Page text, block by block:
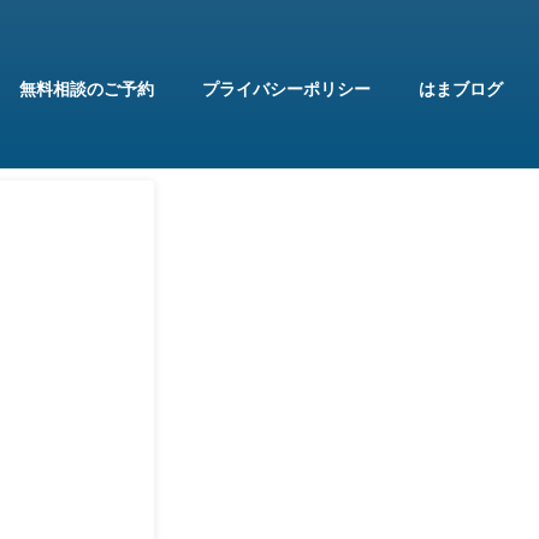
無料相談のご予約 プライバシーポリシー はまブログ